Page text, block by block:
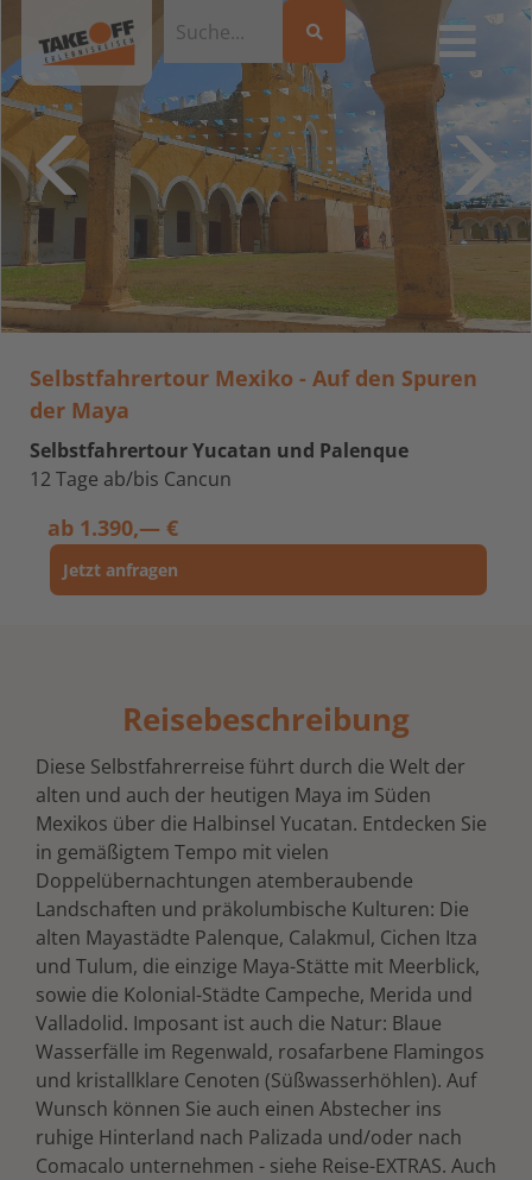
Selbstfahrertour Mexiko - Auf den Spuren
der Maya
Selbstfahrertour Yucatan und Palenque
12 Tage ab/bis Cancun
ab 1.390,— €
Jetzt anfragen
Reisebeschreibung
Diese Selbstfahrerreise führt durch die Welt der
alten und auch der heutigen Maya im Süden
Mexikos über die Halbinsel Yucatan. Entdecken Sie
in gemäßigtem Tempo mit vielen
Doppelübernachtungen atemberaubende
Landschaften und präkolumbische Kulturen: Die
alten Mayastädte Palenque, Calakmul, Cichen Itza
und Tulum, die einzige Maya-Stätte mit Meerblick,
sowie die Kolonial-Städte Campeche, Merida und
Valladolid. Imposant ist auch die Natur: Blaue
Wasserfälle im Regenwald, rosafarbene Flamingos
und kristallklare Cenoten (Süßwasserhöhlen). Auf
Wunsch können Sie auch einen Abstecher ins
ruhige Hinterland nach Palizada und/oder nach
Comacalo unternehmen - siehe Reise-EXTRAS. Auch